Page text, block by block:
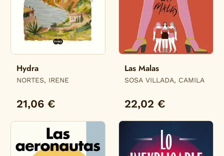
Hydra
NORTES, IRENE
21,06 €
Las Malas
SOSA VILLADA, CAMILA
22,02 €